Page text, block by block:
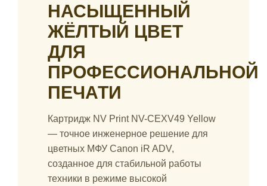
НАСЫЩЕННЫЙ
ЖЁЛТЫЙ ЦВЕТ
ДЛЯ
ПРОФЕССИОНАЛЬНОЙ
ПЕЧАТИ
Картридж NV Print NV-CEXV49 Yellow
— точное инженерное решение для
цветных МФУ Canon iR ADV,
созданное для стабильной работы
техники в режиме высокой